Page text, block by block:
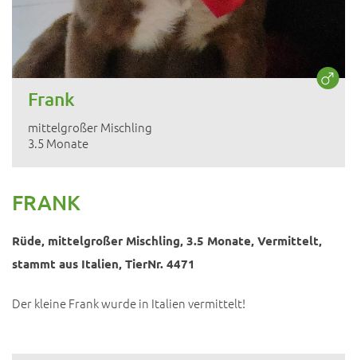
Frank
mittelgroßer Mischling
3.5 Monate
FRANK
Rüde, mittelgroßer Mischling, 3.5 Monate, Vermittelt,
stammt aus Italien, TierNr. 4471
Der kleine Frank wurde in Italien vermittelt!